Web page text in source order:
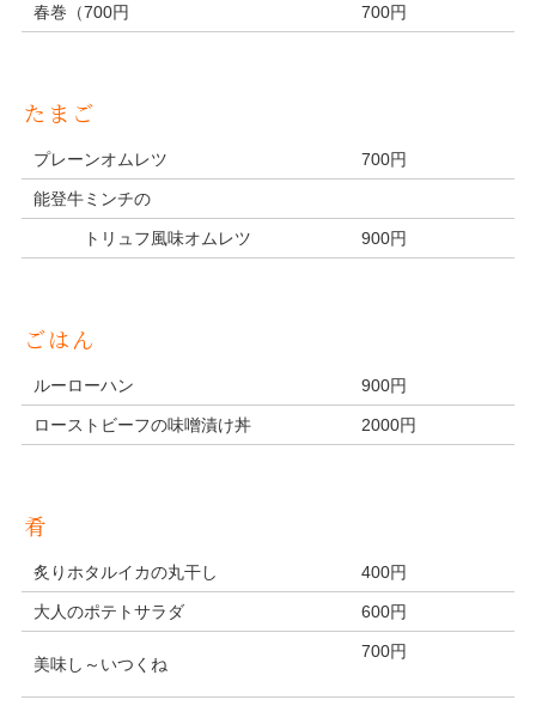
春巻（700円 700円
たまご
プレーンオムレツ 700円
能登牛ミンチの
トリュフ風味オムレツ 900円
ごはん
ルーローハン 900円
ローストビーフの味噌漬け丼 2000円
肴
炙りホタルイカの丸干し 400円
大人のポテトサラダ 600円
美味し～いつくね
700円